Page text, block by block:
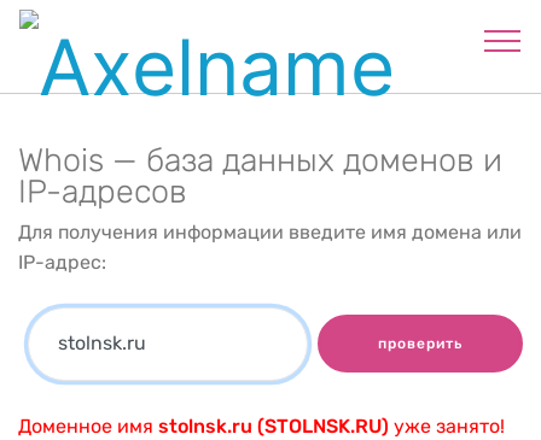
Whois — база данных доменов и
IP-адресов
Для получения информации введите имя домена или
IP-адрес:
проверить
Доменное имя stolnsk.ru (STOLNSK.RU) уже занято!